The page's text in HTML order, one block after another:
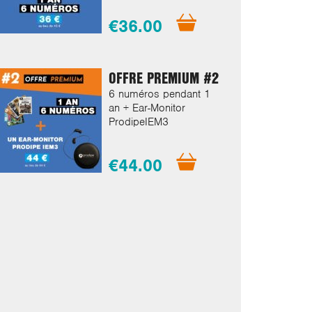
€36.00
OFFRE PREMIUM #2
6 numéros pendant 1
an + Ear-Monitor
ProdipeIEM3
€44.00